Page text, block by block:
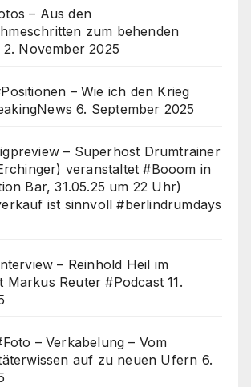
– Aus den
zum behenden
2. November 2025
– Wie ich den Krieg
6. September 2025
– Superhost Drumtrainer
veranstaltet #Booom in
Bar, 31.05.25 um 22 Uhr)
ist sinnvoll #berlindrumdays
– Reinhold Heil im
Markus Reuter #Podcast 11.
– Verkabelung – Vom
auf zu neuen Ufern 6.